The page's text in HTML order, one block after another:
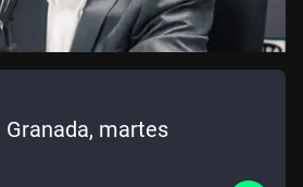
martes